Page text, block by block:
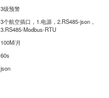
3级预警
3个航空插口，1.电源，2.RS485-json，
3.RS485-Modbus-RTU
100M/月
60s
json